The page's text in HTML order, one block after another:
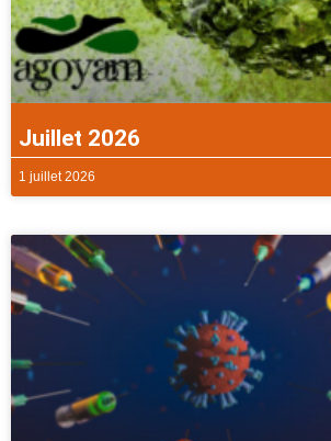
Juillet 2026
1 juillet 2026